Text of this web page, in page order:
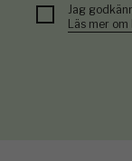
Jag
Läs mer